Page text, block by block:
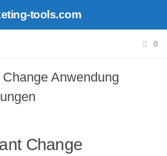
tools.com
0
Anwendung
Change